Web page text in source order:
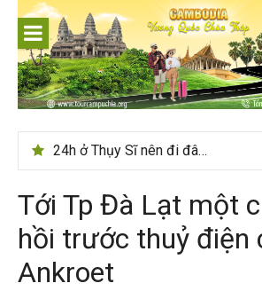
content
24h ở Thụy Sĩ nên đi đâu, chơi gì?
Tới Tp Đà Lạt một
hồi trước thuỷ điện
Ankroet